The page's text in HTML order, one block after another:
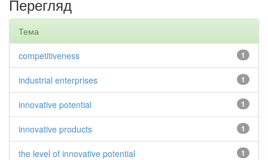
Перегляд
Тема
1
competitiveness
1
industrial enterprises
1
innovative potential
1
innovative products
1
the level of innovative potential